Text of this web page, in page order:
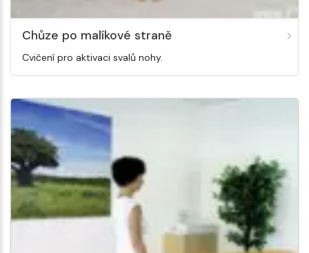
Chůze po malíkové straně
Cvičení pro aktivaci svalů nohy.